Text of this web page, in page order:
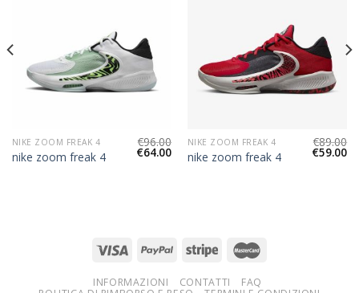
NIKE ZOOM FREAK 4
nike zoom freak 4
€96.00
€64.00
NIKE ZOOM FREAK 4
nike zoom freak 4
€89.00
€59.00
INFORMAZIONI CONTATTI
FAQ